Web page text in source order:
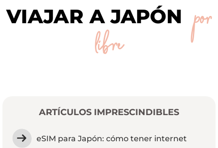
VIAJAR A JAPÓNpor
libre
ARTÍCULOS IMPRESCINDIBLES
eSIM para Japón: cómo tener internet